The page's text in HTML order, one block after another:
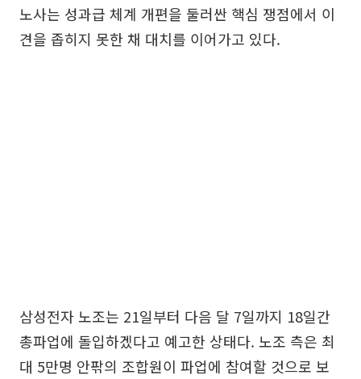
노사는 성과급 체계 개편을 둘러싼 핵심 쟁점에서 이
견을 좁히지 못한 채 대치를 이어가고 있다.
삼성전자 노조는 21일부터 다음 달 7일까지 18일간
총파업에 돌입하겠다고 예고한 상태다. 노조 측은 최
대 5만명 안팎의 조합원이 파업에 참여할 것으로 보